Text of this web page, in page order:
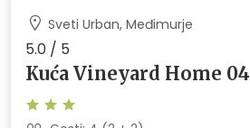
Sveti Urban, Međimurje
5.0 / 5
Kuća Vineyard Home 04